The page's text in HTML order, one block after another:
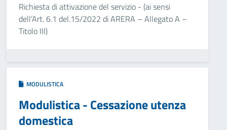
Richiesta di attivazione del servizio - (ai sensi
dell’Art. 6.1 del.15/2022 di ARERA – Allegato A –
Titolo III)
MODULISTICA
Modulistica - Cessazione utenza
domestica